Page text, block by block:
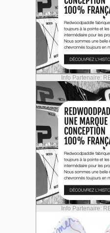
Info Partenaire:
Info Partenaire: